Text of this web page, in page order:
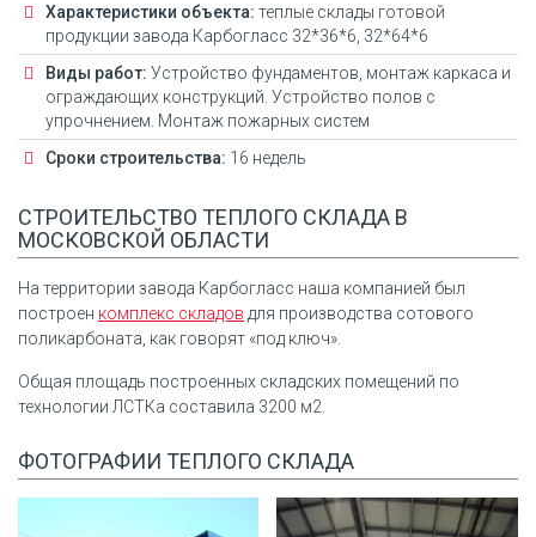
Характеристики объекта: теплые склады готовой
продукции завода Карбогласс 32*36*6, 32*64*6
Виды работ: Устройство фундаментов, монтаж каркаса и
ограждающих конструкций. Устройство полов с
упрочнением. Монтаж пожарных систем
Сроки строительства: 16 недель
СТРОИТЕЛЬСТВО ТЕПЛОГО СКЛАДА В
МОСКОВСКОЙ ОБЛАСТИ
На территории завода Карбогласс наша компанией был
построен комплекс складов для производства сотового
поликарбоната, как говорят «под ключ».
Общая площадь построенных складских помещений по
технологии ЛСТКа составила 3200 м2.
ФОТОГРАФИИ ТЕПЛОГО СКЛАДА